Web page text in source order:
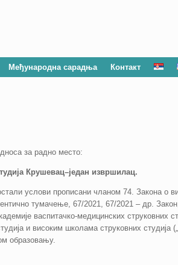
Међународна сарадња Контакт
за радно место:
Крушевац–један извршилац.
услови прописани чланом 74. Закона о
тумачење, 67/2021, 67/2021 – др.
васпитачко-медицинских струковних
и високим школама струковних студија
образовању.